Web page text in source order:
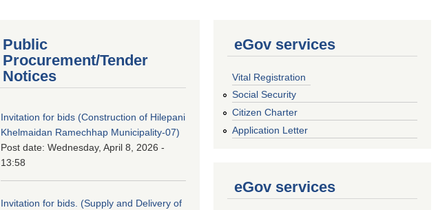
Public
Procurement/Tender
Notices
Invitation for bids (Construction of Hilepani
Khelmaidan Ramechhap Municipality-07)
Post date: Wednesday, April 8, 2026 -
13:58
Invitation for bids. (Supply and Delivery of
eGov services
Vital Registration
Social Security
Citizen Charter
Application Letter
eGov services